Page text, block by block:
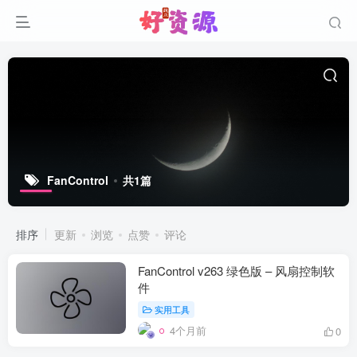
FanControl 共1篇
排序 更新 浏览 点赞 评论
FanControl v263 绿色版 – 风扇控制软
件
实用工具
4个月前 0